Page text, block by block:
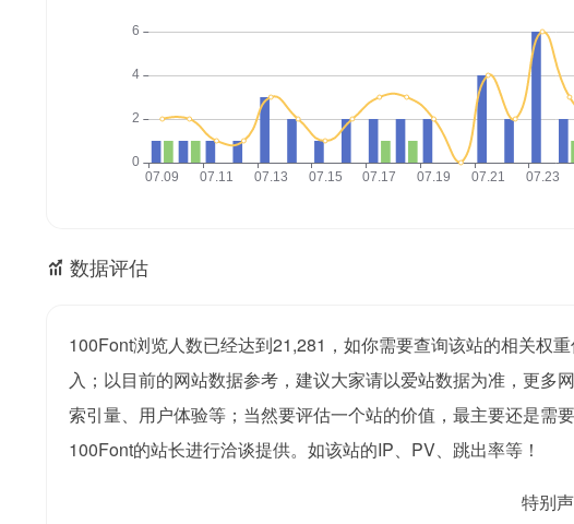
数据评估
100Font浏览人数已经达到21,281，如你需要查询该站的相关权
入；以目前的网站数据参考，建议大家请以爱站数据为准，更多
索引量、用户体验等；当然要评估一个站的价值，最主要还是需
100Font的站长进行洽谈提供。如该站的IP、PV、跳出率等！
特别